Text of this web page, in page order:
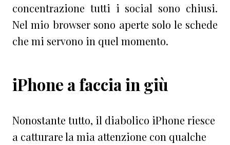
concentrazione tutti i social sono chiusi.
Nel mio browser sono aperte solo le schede
che mi servono in quel momento.
iPhone a faccia in giù
Nonostante tutto, il diabolico iPhone riesce
a catturare la mia attenzione con qualche